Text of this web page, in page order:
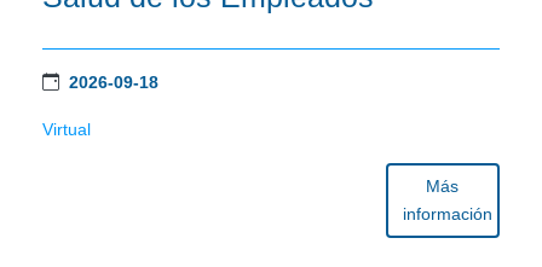
2026-09-18
Virtual
Más
información